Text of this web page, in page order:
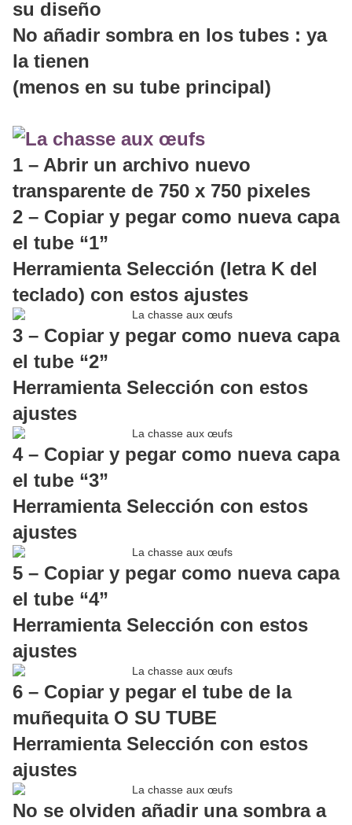
su diseño
No añadir sombra en los tubes : ya
la tienen
(menos en su tube principal)
1 – Abrir un archivo nuevo
transparente de 750 x 750 pixeles
2 – Copiar y pegar como nueva capa
el tube “1”
Herramienta Selección (letra K del
teclado) con estos ajustes
3 – Copiar y pegar como nueva capa
el tube “2”
Herramienta Selección con estos
ajustes
4 – Copiar y pegar como nueva capa
el tube “3”
Herramienta Selección con estos
ajustes
5 – Copiar y pegar como nueva capa
el tube “4”
Herramienta Selección con estos
ajustes
6 – Copiar y pegar el tube de la
muñequita O SU TUBE
Herramienta Selección con estos
ajustes
No se olviden añadir una sombra a